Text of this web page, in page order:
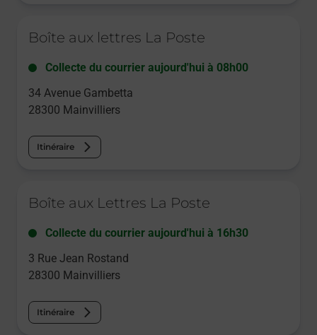
Boîte aux lettres La Poste
Collecte du courrier aujourd'hui à 08h00
34 Avenue Gambetta
28300 Mainvilliers
Itinéraire
Boîte aux Lettres La Poste
Collecte du courrier aujourd'hui à 16h30
3 Rue Jean Rostand
28300 Mainvilliers
Itinéraire